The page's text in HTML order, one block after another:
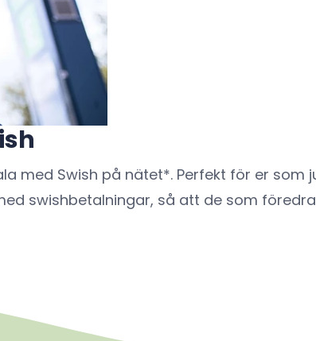
med Swish på nätet*. Perfekt för er som
swishbetalningar, så att de som